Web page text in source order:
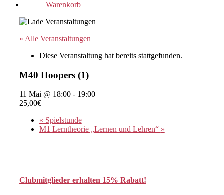
Warenkorb
« Alle Veranstaltungen
Diese Veranstaltung hat bereits stattgefunden.
M40 Hoopers (1)
11 Mai @ 18:00- 19:00
25,00€
« Spielstunde
M1 Lerntheorie „Lernen und Lehren“ »
Clubmitglieder erhalten 15% Rabatt!